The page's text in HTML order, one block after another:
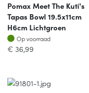
Pomax Meet The Kuti's
Tapas Bowl 19.5x11cm
H6cm Lichtgroen
Op voorraad
Op voorraad
€ 36,99